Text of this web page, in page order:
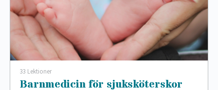
33 Lektioner
Barnmedicin för sjuksköterskor